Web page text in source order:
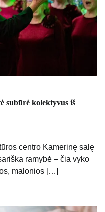
subūrė kolektyvus iš
centro Kamerinę salę
ramybė – čia vyko
malonios […]